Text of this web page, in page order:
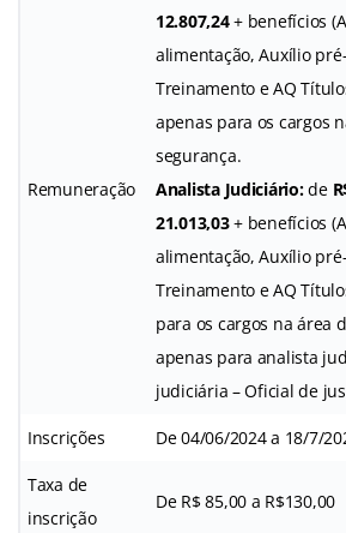
Remuneração
12.807,24+ benefícios
alimentação, Auxílio
Treinamento e AQ
apenas para os cargos
segurança.
Analista Judiciário:de
21.013,03+ benefícios
alimentação, Auxílio
Treinamento e AQ
para os cargos na área
apenas para analista
judiciária – Oficial de
Inscrições De 04/06/2024 a 18/7/
Taxa de
inscrição
De R$ 85,00 a R$130,00